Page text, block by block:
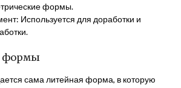
формы.
Используется для доработки и
формы
сама литейная форма, в которую